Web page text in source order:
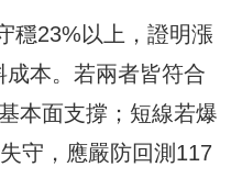
穩23%以上，證明漲
本。若兩者皆符合
本面支撐；短線若爆
守，應嚴防回測117